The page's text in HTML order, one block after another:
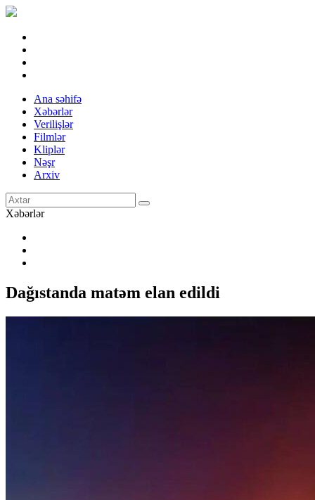
Ana səhifə
Xəbərlər
Verilişlər
Filmlər
Kliplər
Nəşr
Arxiv
Xəbərlər
Dağıstanda matəm elan edildi